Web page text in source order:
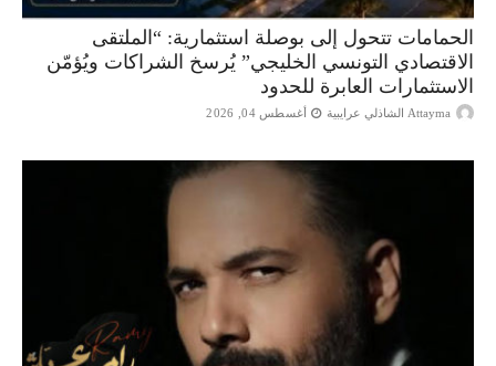
الحمامات تتحول إلى بوصلة استثمارية: “الملتقى
الاقتصادي التونسي الخليجي” يُرسخ الشراكات ويُؤمّن
الاستثمارات العابرة للحدود
Attayma الشاذلي عرايبية أغسطس 04, 2026